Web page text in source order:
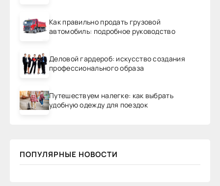
Как правильно продать грузовой
автомобиль: подробное руководство
Деловой гардероб: искусство создания
профессионального образа
Путешествуем налегке: как выбрать
удобную одежду для поездок
ПОПУЛЯРНЫЕ НОВОСТИ